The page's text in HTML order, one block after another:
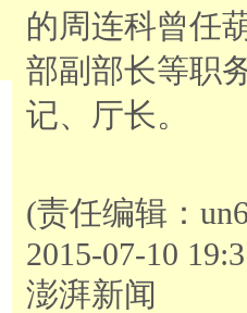
的周连科曾任
部副部长等职
记、厅长。
(责任编辑：
2015-07-10
澎湃新闻